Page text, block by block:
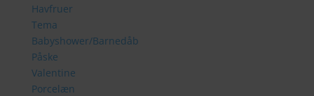
Havfruer
Tema
Babyshower/Barnedåb
Påske
Valentine
Porcelæn